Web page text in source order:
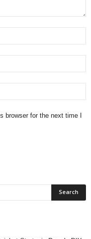
browser for the next time I